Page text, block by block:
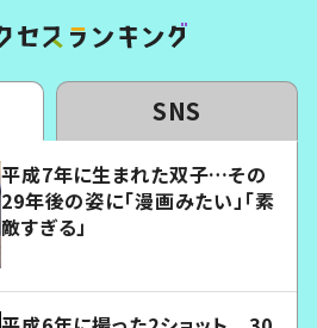
SNS
平成7年に生まれた双子…その
29年後の姿に「漫画みたい」「素
敵すぎる」